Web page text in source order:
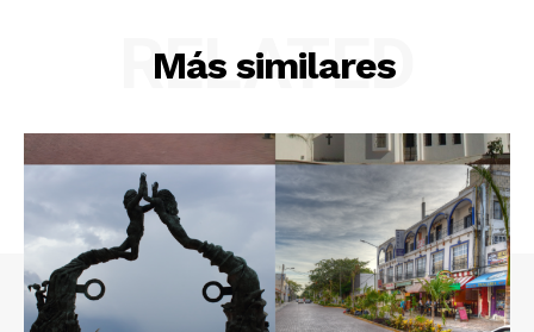
Más similares
RELATED